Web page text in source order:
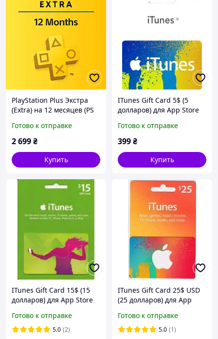
PlayStation Plus Экстра
(Extra) на 12 месяцев (PS
Готово к отправке
2 699₴
Купить
ITunes Gift Card 5$ (5
долларов) для App Store
пополнения счета iTunes
Store и AppStore
Готово к отправке
399₴
Купить
ITunes Gift Card 15$ (15
долларов) для App Store
пополнения счета iTunes
Store и AppStore
Готово к отправке
5.0 (2)
ITunes Gift Card 25$ USD
(25 долларов) для App
карта пополнения счета
iTunes Store и AppStore
Готово к отправке
5.0 (1)